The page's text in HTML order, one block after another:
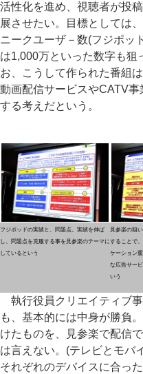
活性化を進め、視聴者が投
展させたい。目標としては
ニークユーザ－数(フジポッ
は1,000万といった数字も狙
お、こうして作られた番組
動画配信サービスやCATV
する考えだという。
フジポッドの実績と、問題点。実績を伸ば
し、問題点を克服する事を見参楽のテーマに
しているという
見参楽の狙
することで
ケーション
な広告サー
いう
執行役員クリエイティブ
も、基本的には中身が勝負
けたものを、見参楽で配信
は言えない。(テレビとモバ
それぞれのデバイスに合っ